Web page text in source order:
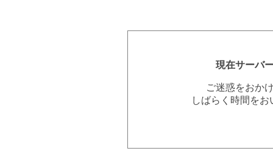
現在サーバ
ご迷惑をおか
しばらく時間を